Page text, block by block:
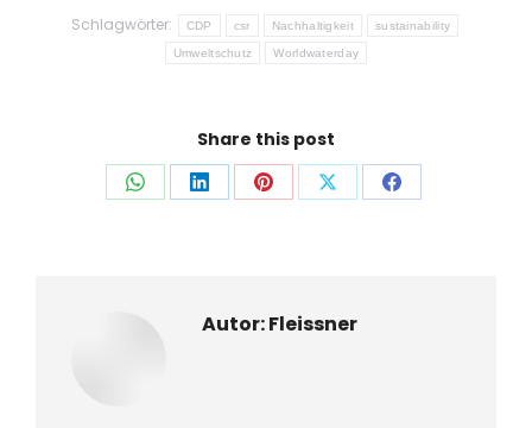
Schlagwörter:
CDP csr Nachhaltigkeit sustainability
Umweltschutz Worldwaterday
Share this post
Auf
Auf
Auf
Auf
Auf
Autor:Fleissner